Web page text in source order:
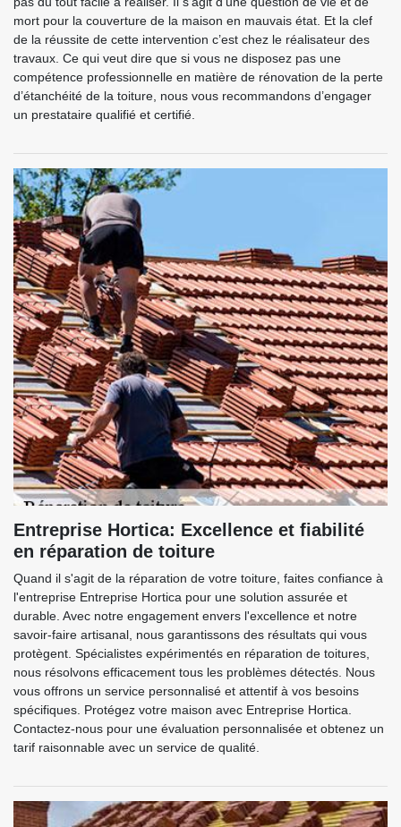
mort pour la couverture de la maison en mauvais état. Et la clef
de la réussite de cette intervention c’est chez le réalisateur des
travaux. Ce qui veut dire que si vous ne disposez pas une
compétence professionnelle en matière de rénovation de la perte
d’étanchéité de la toiture, nous vous recommandons d’engager
un prestataire qualifié et certifié.
Entreprise Hortica: Excellence et fiabilité
en réparation de toiture
Quand il s'agit de la réparation de votre toiture, faites confiance à
l'entreprise Entreprise Hortica pour une solution assurée et
durable. Avec notre engagement envers l'excellence et notre
savoir-faire artisanal, nous garantissons des résultats qui vous
protègent. Spécialistes expérimentés en réparation de toitures,
nous résolvons efficacement tous les problèmes détectés. Nous
vous offrons un service personnalisé et attentif à vos besoins
spécifiques. Protégez votre maison avec Entreprise Hortica.
Contactez-nous pour une évaluation personnalisée et obtenez un
tarif raisonnable avec un service de qualité.